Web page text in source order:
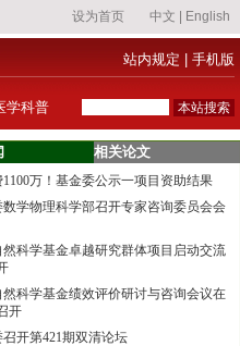
站内规定 手机版
学科普
相关论文
万！基金委公示一项目资助结果
数学物理科学部召开专家咨询委员会会
然科学基金卓越研究群体项目启动交流
然科学基金绩效评价研讨与咨询会议在
开
开第421期双清论坛